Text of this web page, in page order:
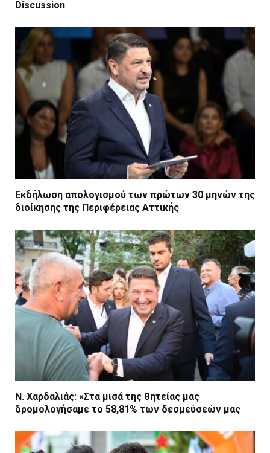
Discussion
Εκδήλωση απολογισμού των πρώτων 30 μηνών της
διοίκησης της Περιφέρειας Αττικής
Ν. Χαρδαλιάς: «Στα μισά της θητείας μας
δρομολογήσαμε το 58,81% των δεσμεύσεών μας